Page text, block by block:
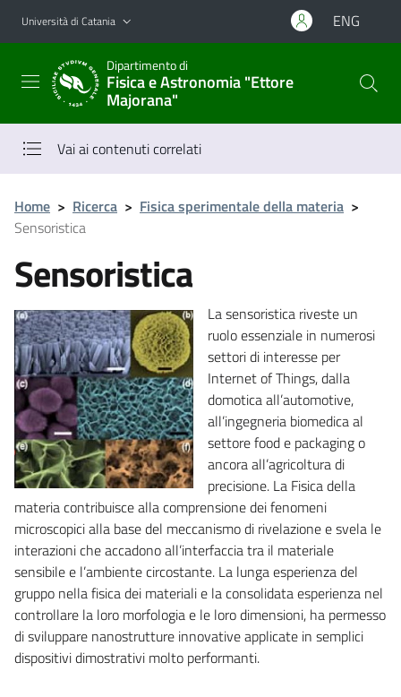
Vai al contenuto principale
Vai al menu di navigazione
Università di Catania ENG
Dipartimento di
Fisica e Astronomia "Ettore
Majorana"
Vai ai contenuti correlati
Home > Ricerca > Fisica sperimentale della materia >
Sensoristica
Sensoristica
La sensoristica riveste un
ruolo essenziale in numerosi
settori di interesse per
Internet of Things, dalla
domotica all’automotive,
all’ingegneria biomedica al
settore food e packaging o
ancora all’agricoltura di
precisione. La Fisica della
materia contribuisce alla comprensione dei fenomeni
microscopici alla base del meccanismo di rivelazione e svela le
interazioni che accadono all’interfaccia tra il materiale
sensibile e l’ambiente circostante. La lunga esperienza del
gruppo nella fisica dei materiali e la consolidata esperienza nel
controllare la loro morfologia e le loro dimensioni, ha permesso
di sviluppare nanostrutture innovative applicate in semplici
dispositivi dimostrativi molto performanti.